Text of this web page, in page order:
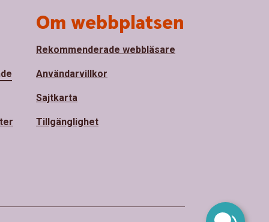
Om webbplatsen
Rekommenderade webbläsare
Användarvillkor
Sajtkarta
Tillgänglighet